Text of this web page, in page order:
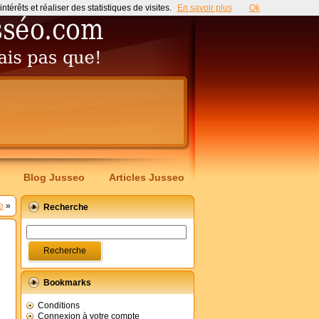
Blog Jusseo Articles Jusseo
» Recherche
Bookmarks
Conditions
Connexion à votre compte
et réaliser des statistiques de visites. En savoir plus Ok